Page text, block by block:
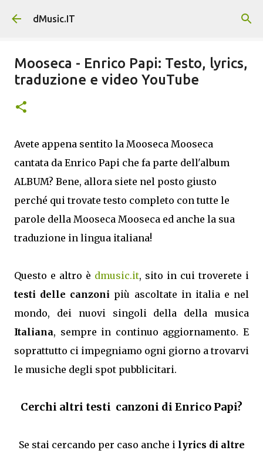
Passa ai contenuti principali
dMusic.IT
Mooseca - Enrico Papi: Testo, lyrics,
traduzione e video YouTube
Avete appena sentito la Mooseca Mooseca
cantata da Enrico Papi che fa parte dell'album
ALBUM? Bene, allora siete nel posto giusto
perché qui trovate testo completo con tutte le
parole della Mooseca Mooseca ed anche la sua
traduzione in lingua italiana!
Questo e altro è dmusic.it, sito in cui troverete i
testi delle canzoni più ascoltate in italia e nel
mondo, dei nuovi singoli della della musica
Italiana, sempre in continuo aggiornamento. E
soprattutto ci impegniamo ogni giorno a trovarvi
le musiche degli spot pubblicitari.
Cerchi altri testi canzoni di Enrico Papi?
Se stai cercando per caso anche i lyrics di altre